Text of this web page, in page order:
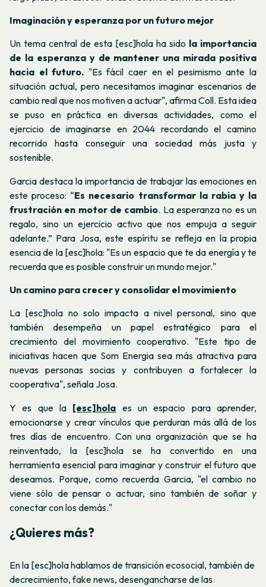
Imaginación y esperanza por un futuro mejor
Un tema central de esta [esc]hola ha sido la importancia
de la esperanza y de mantener una mirada positiva
hacia el futuro. "Es fácil caer en el pesimismo ante la
situación actual, pero necesitamos imaginar escenarios de
cambio real que nos motiven a actuar", afirma Coll. Esta idea
se puso en práctica en diversas actividades, como el
ejercicio de imaginarse en 2044 recordando el camino
recorrido hasta conseguir una sociedad más justa y
sostenible.
Garcia destaca la importancia de trabajar las emociones en
este proceso: “Es necesario transformar la rabia y la
frustración en motor de cambio. La esperanza no es un
regalo, sino un ejercicio activo que nos empuja a seguir
adelante.” Para Josa, este espíritu se refleja en la propia
esencia de la [esc]hola: "Es un espacio que te da energía y te
recuerda que es posible construir un mundo mejor."
Un camino para crecer y consolidar el movimiento
La [esc]hola no solo impacta a nivel personal, sino que
también desempeña un papel estratégico para el
crecimiento del movimiento cooperativo. "Este tipo de
iniciativas hacen que Som Energia sea más atractiva para
nuevas personas socias y contribuyen a fortalecer la
cooperativa", señala Josa.
Y es que la [esc]hola es un espacio para aprender,
emocionarse y crear vínculos que perduran más allá de los
tres días de encuentro. Con una organización que se ha
reinventado, la [esc]hola se ha convertido en una
herramienta esencial para imaginar y construir el futuro que
deseamos. Porque, como recuerda Garcia, "el cambio no
viene sólo de pensar o actuar, sino también de soñar y
conectar con los demás."
¿Quieres más?
En la [esc]hola hablamos de transición ecosocial, también de
decrecimiento, fake news, desengancharse de las